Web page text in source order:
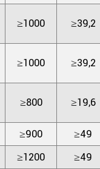
≥1000 ≥39,2
≥1000 ≥39,2
≥800 ≥19,6
≥900 ≥49
≥1200 ≥49